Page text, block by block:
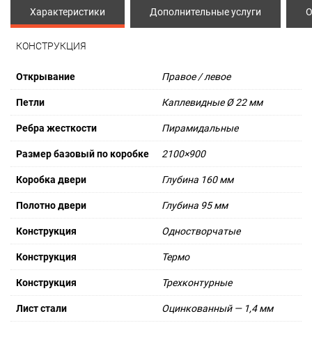
Характеристики Дополнительные услуги
КОНСТРУКЦИЯ
Открывание Правое / левое
Петли Каплевидные Ø 22 мм
Ребра жесткости Пирамидальные
Размер базовый по коробке 2100×900
Коробка двери Глубина 160 мм
Полотно двери Глубина 95 мм
Конструкция Одностворчатые
Конструкция Термо
Конструкция Трехконтурные
Лист стали Оцинкованный — 1,4 мм